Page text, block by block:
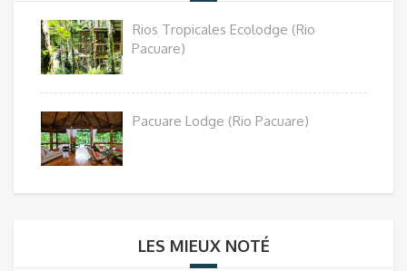
Rios Tropicales Ecolodge (Rio
Pacuare)
Pacuare Lodge (Rio Pacuare)
LES MIEUX NOTÉ